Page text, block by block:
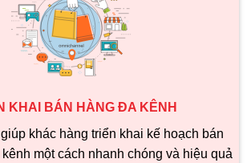
KHAI BÁN HÀNG ĐA KÊNH
khác hàng triển khai kế hoạch bán
một cách nhanh chóng và hiệu quả